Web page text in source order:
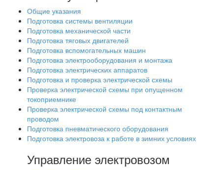
Общие указания
Подготовка системы вентиляции
Подготовка механической части
Подготовка тяговых двигателей
Подготовка вспомогательных машин
Подготовка электрооборудования и монтажа
Подготовка электрических аппаратов
Подготовка и проверка электрической схемы
Проверка электрической схемы при опущенном
токоприемнике
Проверка электрической схемы под контактным
проводом
Подготовка пневматического оборудования
Подготовка электровоза к работе в зимних условиях
Управление электровозом